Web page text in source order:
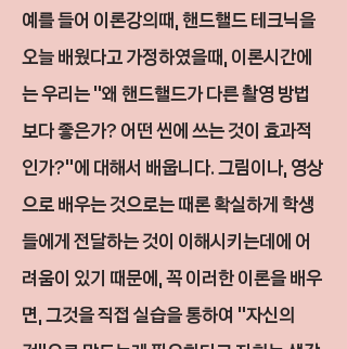
예를 들어 이론강의때, 핸드핼드 테크닉을
오늘 배웠다고 가정하였을때, 이론시간에
는 우리는 "왜 핸드핼드가 다른 촬영 방법
보다 좋은가? 어떤 씬에 쓰는 것이 효과적
인가?"에 대해서 배웁니다. 그림이나, 영상
으로 배우는 것으로는 때론 확실하게학생
들에게 전달하는 것이 이해시키는데에 어
려움이 있기 때문에, 꼭 이러한 이론을 배우
면, 그것을 직접 실습을 통하여 "자신의